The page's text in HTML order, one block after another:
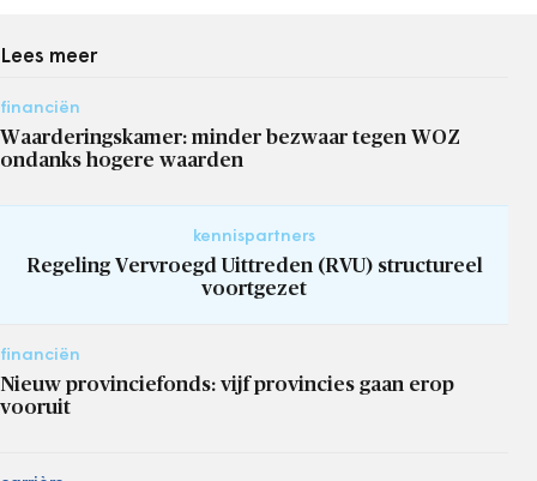
Lees meer
financiën
Waarderingskamer: minder bezwaar tegen WOZ
ondanks hogere waarden
kennispartners
Regeling Vervroegd Uittreden (RVU) structureel
voortgezet
financiën
Nieuw provinciefonds: vijf provincies gaan erop
vooruit